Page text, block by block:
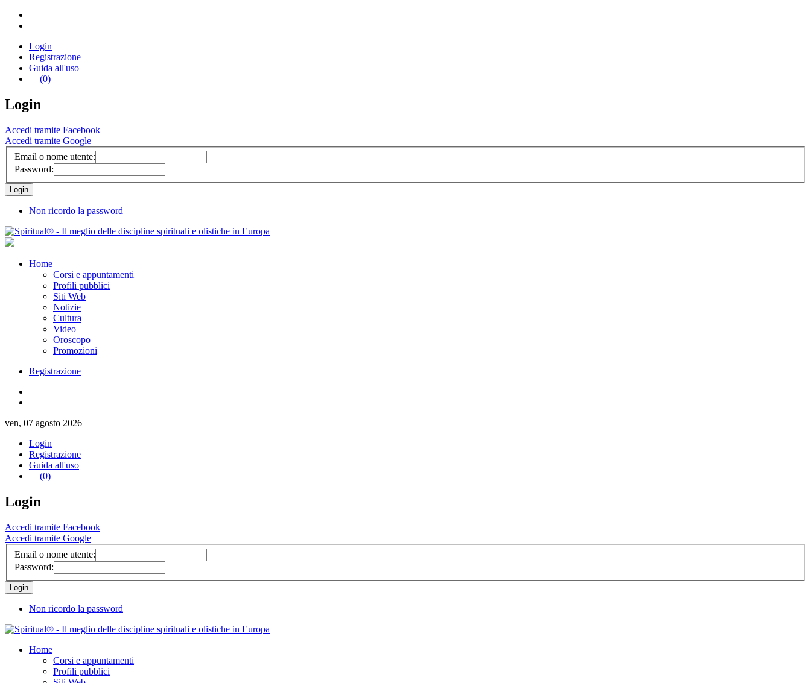
Login
Registrazione
Guida all'uso
(0)
Login
Accedi tramite Facebook
Accedi tramite Google
Email o nome utente:
Password:
Non ricordo la password
Home
Corsi e appuntamenti
Profili pubblici
Siti Web
Notizie
Cultura
Video
Oroscopo
Promozioni
Registrazione
ven, 07 agosto 2026
Login
Registrazione
Guida all'uso
(0)
Login
Accedi tramite Facebook
Accedi tramite Google
Email o nome utente:
Password:
Non ricordo la password
Home
Corsi e appuntamenti
Profili pubblici